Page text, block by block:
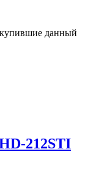
купившие данный
212STI